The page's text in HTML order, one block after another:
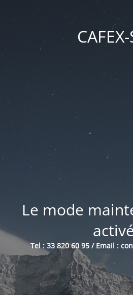
Le mode
Tel : 33 820 60 95 / Email :